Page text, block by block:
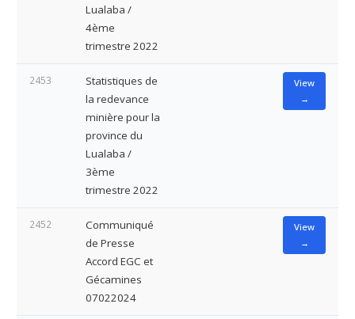
Lualaba /
4ème
trimestre 2022
2453
Statistiques de
la redevance
minière pour la
province du
Lualaba /
3ème
trimestre 2022
View
→
2452
Communiqué
de Presse
Accord EGC et
Gécamines
07022024
View
→